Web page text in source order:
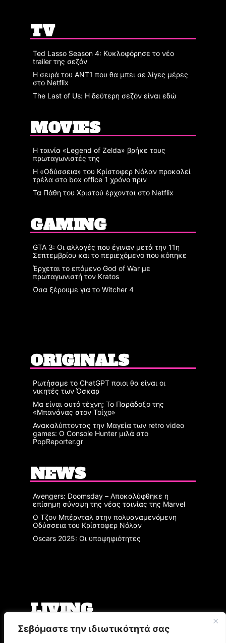
Σεβόμαστε την ιδιωτικότητά σας
TV
Ted Lasso Season 4: Κυκλοφόρησε το νέο
trailer της σεζόν
Η σειρά του ΑΝΤ1 που θα μπει σε λίγες μέρες
στο Netflix
The Last of Us: Η δεύτερη σεζόν είναι εδώ
MOVIES
Η ταινία «Legend of Zelda» βρήκε τους
πρωταγωνιστές της
Η «Οδύσσεια» του Κρίστοφερ Νόλαν προκαλεί
τρέλα στο box office 1 χρόνο πριν
Τα Πάθη του Χριστού έρχονται στο Netflix
GAMING
GTA 3: Οι αλλαγές που έγιναν μετά την 11η
Σεπτεμβρίου και το περιεχόμενο που κόπηκε
Έρχεται το επόμενο God of War με
πρωταγωνιστή τον Kratos
Όσα ξέρουμε για το Witcher 4
ORIGINALS
Ρωτήσαμε το ChatGPT ποιοι θα είναι οι
νικητές των Όσκαρ
Μα είναι αυτό τέχνη; Το Παράδοξο της
«Μπανάνας στον Τοίχο»
Ανακαλύπτοντας την Μαγεία των retro video
games: Ο Console Hunter μιλά στο
PopReporter.gr
NEWS
Avengers: Doomsday – Αποκαλύφθηκε η
επίσημη σύνοψη της νέας ταινίας της Marvel
Ο Τζον Μπέρνταλ στην πολυαναμενόμενη
Οδύσσεια του Κρίστοφερ Νόλαν
Oscars 2025: Οι υποψηφιότητες
LIVING
Ο Άρης Μπινιάρης σκηνοθετεί τη «Δίκη» του